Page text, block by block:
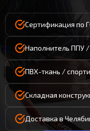
Сертификация по
Наполнитель ППУ
ПВХ-ткань /
Складная
Доставка в